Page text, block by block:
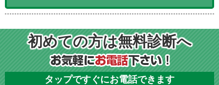
初めての方は無料診断へ
タップですぐにお電話できます